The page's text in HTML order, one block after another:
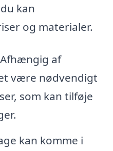
kan
og materialer.
Afhængig af
være nødvendigt
som kan tilføje
kan komme i